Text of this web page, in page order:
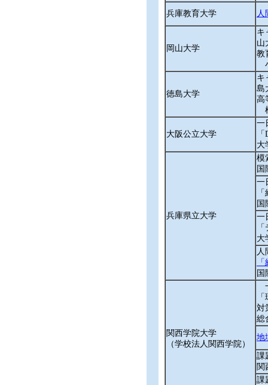
兵庫教育大学
岡山大学
キ
山
教
徳島大学
キ
島
高
大阪公立大学
一
大
兵庫県立大学
模
一
一
大
関西学院大学
（学校法人関西学院）
対
総
地
課
関
課